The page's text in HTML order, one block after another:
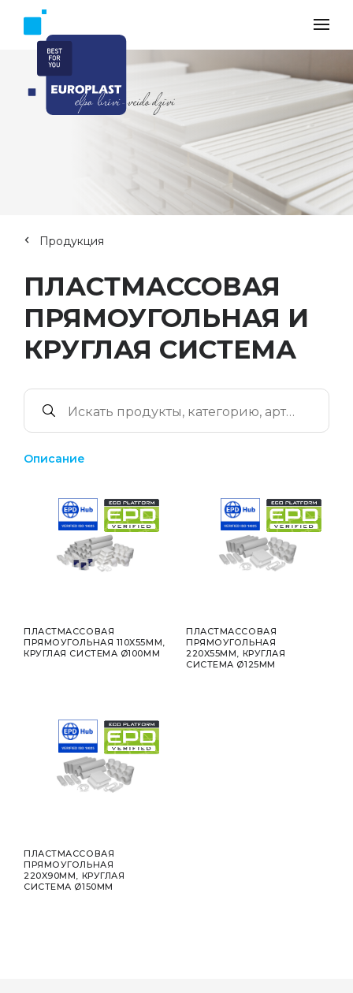
Продукция
ПЛАСТМАССОВАЯ
ПРЯМОУГОЛЬНАЯ И
КРУГЛАЯ СИСТЕМА
Описание
ПЛАСТМАССОВАЯ
ПРЯМОУГОЛЬНАЯ 110X55ММ,
КРУГЛАЯ СИСТЕМА Ø100ММ
ПЛАСТМАССОВАЯ
ПРЯМОУГОЛЬНАЯ
220X55ММ, КРУГЛАЯ
СИСТЕМА Ø125ММ
ПЛАСТМАССОВАЯ
ПРЯМОУГОЛЬНАЯ
220X90ММ, КРУГЛАЯ
СИСТЕМА Ø150ММ